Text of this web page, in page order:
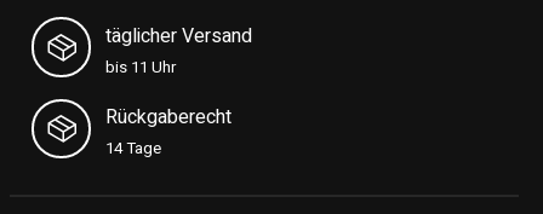
täglicher Versand
bis 11 Uhr
Rückgaberecht
14 Tage